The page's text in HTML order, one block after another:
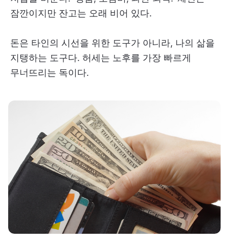
잠깐이지만 잔고는 오래 비어 있다.
돈은 타인의 시선을 위한 도구가 아니라, 나의 삶을
지탱하는 도구다. 허세는 노후를 가장 빠르게
무너뜨리는 독이다.